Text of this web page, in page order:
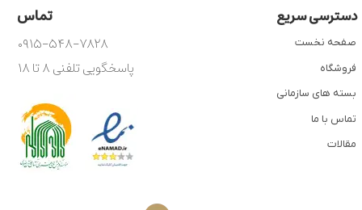
دسترسی سریع تماس
۰۹۱۵-۵۴۸-۷۸۲۸
پاسخگویی تلفنی ۸ تا ۱۸
صفحه نخست
فروشگاه
بسته های سازمانی
تماس با ما
مقالات